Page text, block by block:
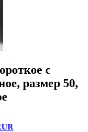
с
размер 50,